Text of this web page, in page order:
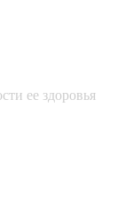
ее здоровья